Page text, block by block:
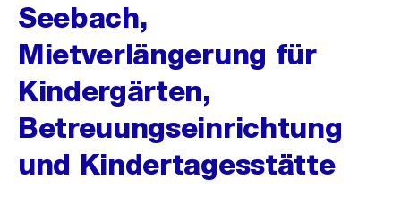
Seebach,
Mietverlängerung für
Kindergärten,
Betreuungseinrichtung
und Kindertagesstätte